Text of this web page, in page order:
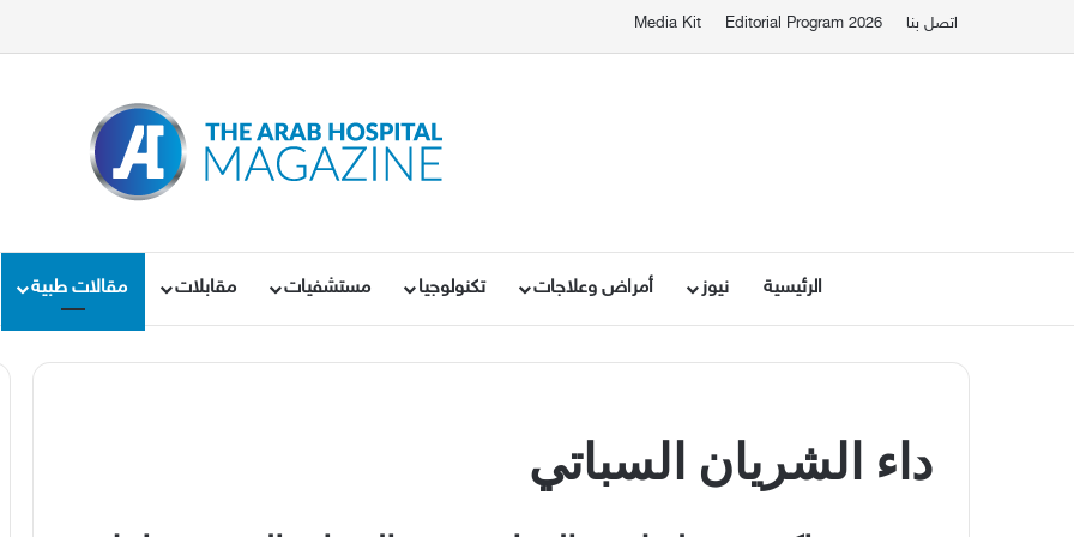
اتصل بنا Editorial Program 2026
Media Kit
الرئيسية نيوز أمراض وعلاجات تكنولوجيا مستشفيات مقابلات مقالات طبية
داء الشريان السباتي